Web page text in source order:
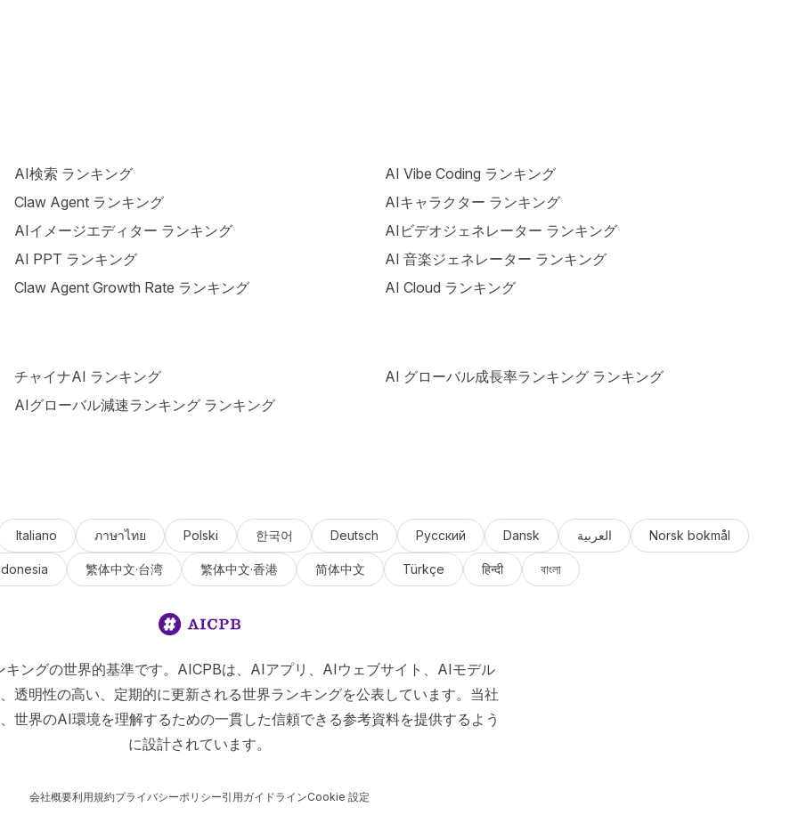
AI検索 ランキング
AI Vibe Coding ランキング
Claw Agent ランキング
AIキャラクター ランキング
AIイメージエディター ランキング
AIビデオジェネレーター ランキング
AI PPT ランキング
AI 音楽ジェネレーター ランキング
Claw Agent Growth Rate ランキング AI Cloud ランキング
チャイナAI ランキング
AI グローバル成長率ランキング ランキング
AIグローバル減速ランキング ランキング
Italiano ภาษาไทย Polski 한국어 Deutsch Русский Dansk العربية Norsk bokmål
繁体中文·台湾 繁体中文·香港 简体中文 Türkçe हिन्दी বাংলা
キングの世界的基準です。AICPBは、AIアプリ、AIウェブサイト、AIモデル
透明性の高い、定期的に更新される世界ランキングを公表しています。当社
世界のAI環境を理解するための一貫した信頼できる参考資料を提供するよう
に設計されています。
会社概要利用規約プライバシーポリシー引用ガイドラインCookie 設定